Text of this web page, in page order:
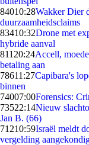
84010:28Wakker Dier
duurzaamheidsclaims
83410:32Drone met
hybride aanval
811 20:24Accell,
betaling aan
78611:27Capibara's
binnen
74007:00Forensics:
73522:14Nieuw
Jan B. (66)
71210:59Israël meldt
vergelding